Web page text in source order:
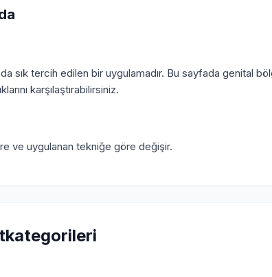
sık tercih edilen bir uygulamadır. Bu sayfada genital
karşılaştırabilirsiniz.
ve uygulanan tekniğe göre değişir.